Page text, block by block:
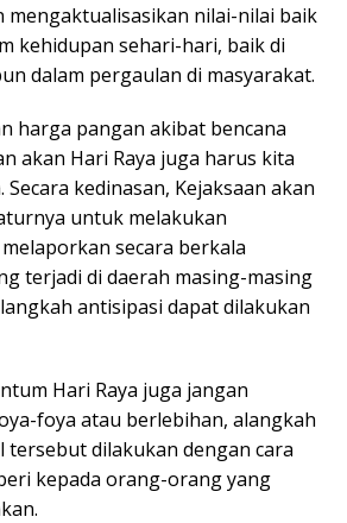
mengaktualisasikan nilai-nilai baik
kehidupan sehari-hari, baik di
dalam pergaulan di masyarakat.
harga pangan akibat bencana
akan Hari Raya juga harus kita
kedinasan, Kejaksaan akan
untuk melakukan
secara berkala
terjadi di daerah masing-masing
antisipasi dapat dilakukan
Hari Raya juga jangan
foya atau berlebihan, alangkah
tersebut dilakukan dengan cara
kepada orang-orang yang